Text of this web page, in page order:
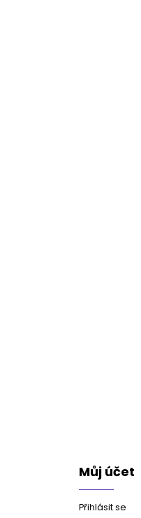
Můj účet
Přihlásit se